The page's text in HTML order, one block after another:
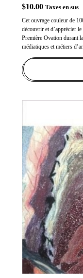
$10.00 Taxes en sus
Cet ouvrage couleur de
découvrir et d’apprécier
Première Ovation durant
médiatiques et métiers